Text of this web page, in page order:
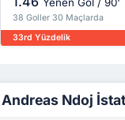
Yenen Gol / 90'
38 Goller 30 Maçlarda
33rd Yüzdelik
Andreas Ndoj